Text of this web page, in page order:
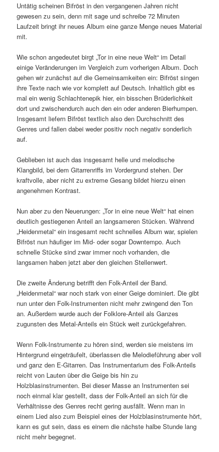
Untätig scheinen Bifröst in den vergangenen Jahren nicht
gewesen zu sein, denn mit sage und schreibe 72 Minuten
Laufzeit bringt ihr neues Album eine ganze Menge neues Material
mit.
Wie schon angedeutet birgt „Tor in eine neue Welt“ im Detail
einige Veränderungen im Vergleich zum vorherigen Album. Doch
gehen wir zunächst auf die Gemeinsamkeiten ein: Bifröst singen
ihre Texte nach wie vor komplett auf Deutsch. Inhaltlich gibt es
mal ein wenig Schlachtenepik hier, ein bisschen Brüderlichkeit
dort und zwischendurch auch den ein oder anderen Bierhumpen.
Insgesamt liefern Bifröst textlich also den Durchschnitt des
Genres und fallen dabei weder positiv noch negativ sonderlich
auf.
Geblieben ist auch das insgesamt helle und melodische
Klangbild, bei dem Gitarrenriffs im Vordergrund stehen. Der
kraftvolle, aber nicht zu extreme Gesang bildet hierzu einen
angenehmen Kontrast.
Nun aber zu den Neuerungen: „Tor in eine neue Welt“ hat einen
deutlich gestiegenen Anteil an langsameren Stücken. Während
„Heidenmetal“ ein insgesamt recht schnelles Album war, spielen
Bifröst nun häufiger im Mid- oder sogar Downtempo. Auch
schnelle Stücke sind zwar immer noch vorhanden, die
langsamen haben jetzt aber den gleichen Stellenwert.
Die zweite Änderung betrifft den Folk-Anteil der Band.
„Heidenmetal“ war noch stark von einer Geige dominiert. Die gibt
nun unter den Folk-Instrumenten nicht mehr zwingend den Ton
an. Außerdem wurde auch der Folklore-Anteil als Ganzes
zugunsten des Metal-Anteils ein Stück weit zurückgefahren.
Wenn Folk-Instrumente zu hören sind, werden sie meistens im
Hintergrund eingeträufelt, überlassen die Melodieführung aber voll
und ganz den E-Gitarren. Das Instrumentarium des Folk-Anteils
reicht von Lauten über die Geige bis hin zu
Holzblasinstrumenten. Bei dieser Masse an Instrumenten sei
noch einmal klar gestellt, dass der Folk-Anteil an sich für die
Verhältnisse des Genres recht gering ausfällt. Wenn man in
einem Lied also zum Beispiel eines der Holzblasinstrumente hört,
kann es gut sein, dass es einem die nächste halbe Stunde lang
nicht mehr begegnet.